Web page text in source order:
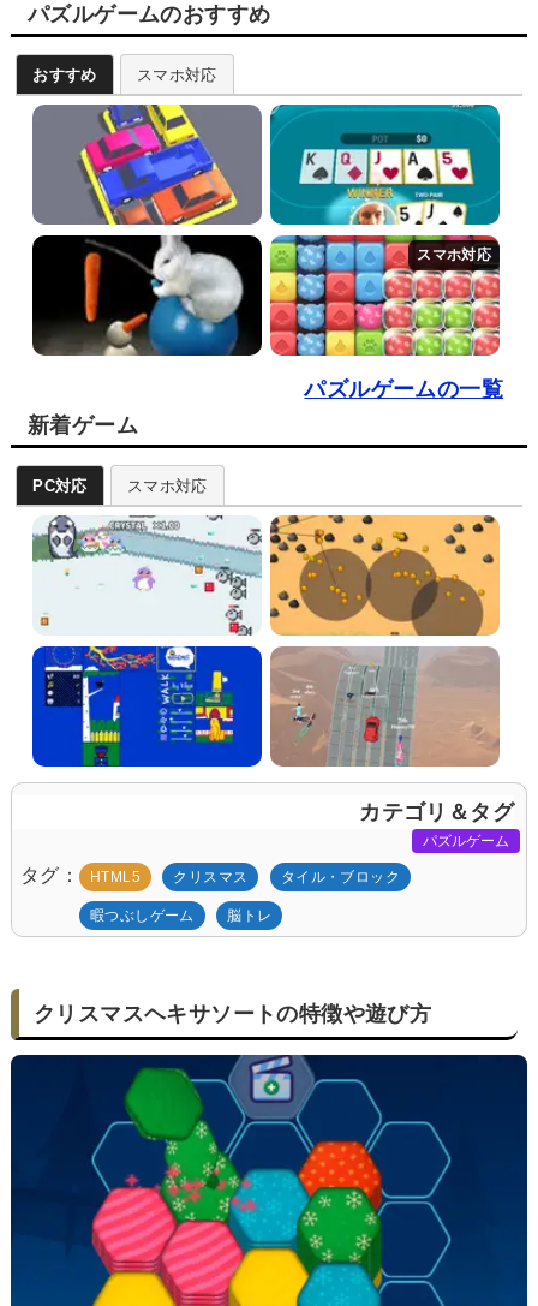
パズルゲームのおすすめ
おすすめ スマホ対応
パズルゲームの一覧
新着ゲーム
PC対応 スマホ対応
カテゴリ＆タグ
パズルゲーム
タグ HTML5 クリスマス タイル・ブロック
暇つぶしゲーム 脳トレ
クリスマスヘキサソートの特徴や遊び方